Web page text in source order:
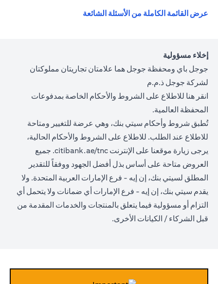
عرض القائمة الكاملة من الأسئلة الشائعة
إخلاء مسؤولية
جوجل باي ومحفظة جوجل هما علامتان تجاريتان مملوكتان
لشركة جوجل ذ.م.م
انقر هنا opens in a new tab
للاطلاع على الشروط والأحكام الخاصة بمدفوعات
المحفظة العالمية.
تُطبق شروط وأحكام سيتي بنك، وهي عرضة للتغيير ومتاحة
للاطلاع عند الطلب. للاطلاع على الشروط والأحكام الحالية،
يرجى زيارة موقعنا على الإنترنت citibank.ae/tnc.
in a new tab
جميع
العروض متاحة على أساس بذل أفضل الجهود ووفقاً للتقدير
المطلق لسيتي بنك، إن إيه - فرع الإمارات العربية المتحدة. ولا
يقدم سيتي بنك، إن إيه - فرع الإمارات أي ضمانات ولا يتحمل أي
التزام أو مسؤولية فيما يتعلق بالمنتجات والخدمات المقدمة من
قبل الشركاء / الكيانات الأخرى.